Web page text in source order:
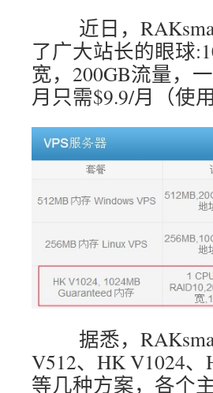
近日，
了广大站长的眼球
宽，200GB流量，
月只需$9.9/月（使
据悉，
V512、HK V1024
等几种方案，各个